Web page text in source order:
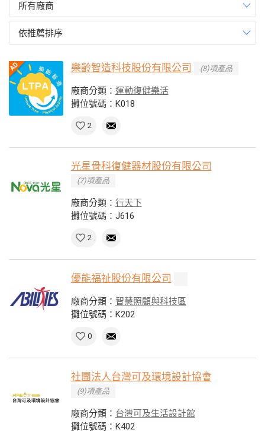
所有廠商
依推薦排序
樂齡智造科技股份有限公司 (8)項產品
廠商分類： 運動復健樂活
攤位號碼：K018
2
光星骨科復健器材股份有限公司
(7)項產品
廠商分類： 行天下
攤位號碼：J616
2
優能福祉股份有限公司
廠商分類： 智慧照顧與科技區
攤位號碼：K202
0
社團法人台灣可及環境設計協會
(9)項產品
廠商分類： 台灣可及生活設計館
攤位號碼：K402